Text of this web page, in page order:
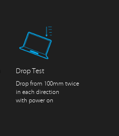
Drop Test
Drop from 100mm twice
in each direction
with power on